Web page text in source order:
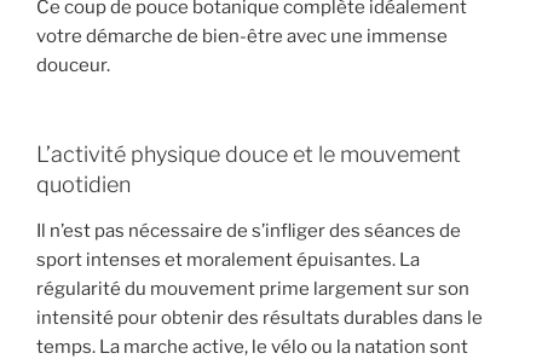
Ce coup de pouce botanique complète idéalement
votre démarche de bien-être avec une immense
douceur.
L’activité physique douce et le mouvement
quotidien
Il n’est pas nécessaire de s’infliger des séances de
sport intenses et moralement épuisantes. La
régularité du mouvement prime largement sur son
intensité pour obtenir des résultats durables dans le
temps. La marche active, le vélo ou la natation sont